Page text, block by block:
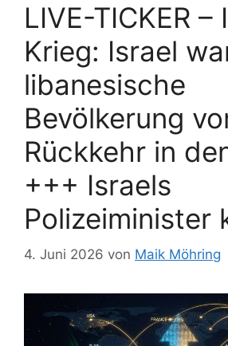
LIVE-TICKER –
Krieg: Israel
libanesische
Bevölkerung
Rückkehr in
+++ Israels
Polizeiminister
4. Juni 2026 von Maik Möhring